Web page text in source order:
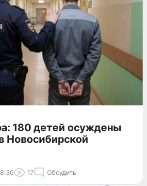
180 детей осуждены
Новосибирской
17 Обсудить